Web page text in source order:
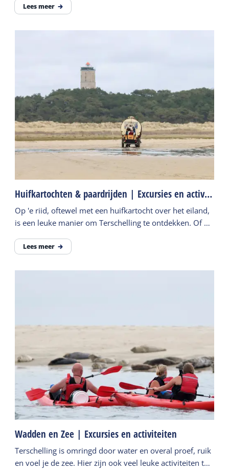
Lees meer
Huifkartochten & paardrijden | Excursies en activiteiten
Op 'e riid, oftewel met een huifkartocht over het eiland,
is een leuke manier om Terschelling te ontdekken. Of ga
Lees meer
Wadden en Zee | Excursies en activiteiten
Terschelling is omringd door water en overal proef, ruik
en voel je de zee. Hier zijn ook veel leuke activiteiten te